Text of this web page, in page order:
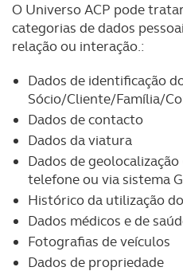
O Universo ACP pode
categorias de dados
relação ou interação.:
Dados de identificação
Sócio/Cliente/Família/
Dados de contacto
Dados da viatura
Dados de
telefone ou via sistema
Histórico da utilização
Dados médicos e de
Fotografias de veículos
Dados de propriedade